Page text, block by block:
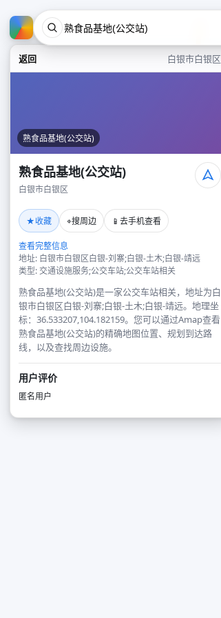
返回 白银市白银区
熟食品基地(公交站)
熟食品基地(公交站)
白银市白银区
★收藏 ⌖搜周边 📱 去手机查看
查看完整信息
地址: 白银市白银区白银-刘寨;白银-土木;白银-靖远
类型: 交通设施服务;公交车站;公交车站相关
熟食品基地(公交站)是一家公交车站相关，地址为白
银市白银区白银-刘寨;白银-土木;白银-靖远。地理坐
标：36.533207,104.182159。您可以通过Amap查看
熟食品基地(公交站)的精确地图位置、规划到达路
线，以及查找周边设施。
用户评价
匿名用户